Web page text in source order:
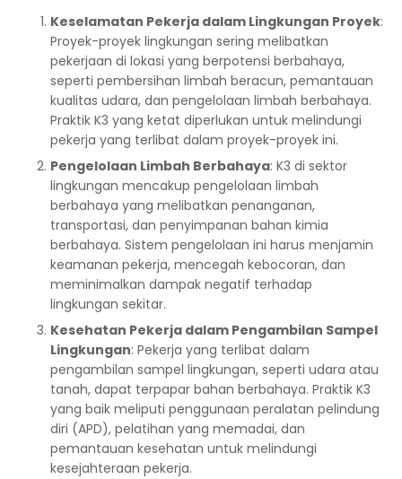
Keselamatan Pekerja dalam Lingkungan Proyek:
Proyek-proyek lingkungan sering melibatkan
pekerjaan di lokasi yang berpotensi berbahaya,
seperti pembersihan limbah beracun, pemantauan
kualitas udara, dan pengelolaan limbah berbahaya.
Praktik K3 yang ketat diperlukan untuk melindungi
pekerja yang terlibat dalam proyek-proyek ini.
Pengelolaan Limbah Berbahaya: K3 di sektor
lingkungan mencakup pengelolaan limbah
berbahaya yang melibatkan penanganan,
transportasi, dan penyimpanan bahan kimia
berbahaya. Sistem pengelolaan ini harus menjamin
keamanan pekerja, mencegah kebocoran, dan
meminimalkan dampak negatif terhadap
lingkungan sekitar.
Kesehatan Pekerja dalam Pengambilan Sampel
Lingkungan: Pekerja yang terlibat dalam
pengambilan sampel lingkungan, seperti udara atau
tanah, dapat terpapar bahan berbahaya. Praktik K3
yang baik meliputi penggunaan peralatan pelindung
diri (APD), pelatihan yang memadai, dan
pemantauan kesehatan untuk melindungi
kesejahteraan pekerja.